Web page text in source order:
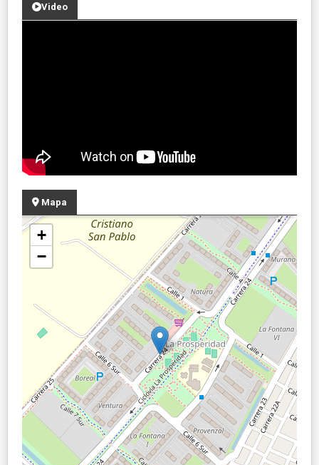
Video
Mapa
+
−